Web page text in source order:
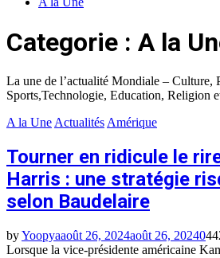
fermeture
au
pouvoir
opposition
campent
leurs
Categorie : A la
La une de l’actualité Mondiale – Culture,
Sports,Technologie, Education, Religion
A la Une Actualités Amérique
Tourner en ridicule le
Harris : une stratégie
selon Baudelaire
byYoopyaaoût 26, 2024août 26, 20240
Lorsque la vice-présidente américaine